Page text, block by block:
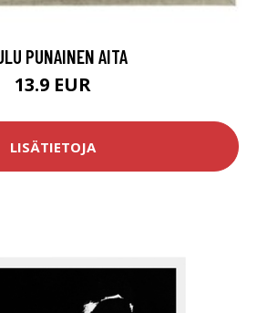
PUNAINEN AITA
13.9 EUR
LISÄTIETOJA